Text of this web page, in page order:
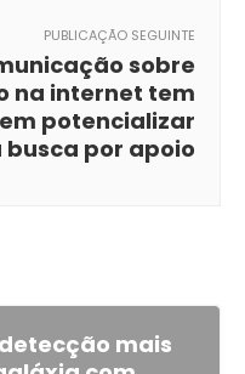
PUBLICAÇÃO SEGUINTE
sobre
na internet tem
potencializar
por apoio
mais